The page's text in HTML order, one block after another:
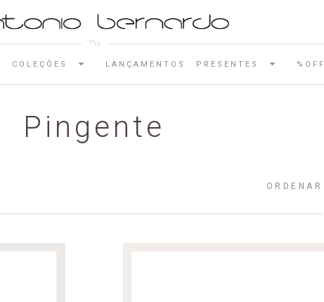
COLEÇÕES LANÇAMENTOS PRESENTES %OFF
Pingente
ORDENAR